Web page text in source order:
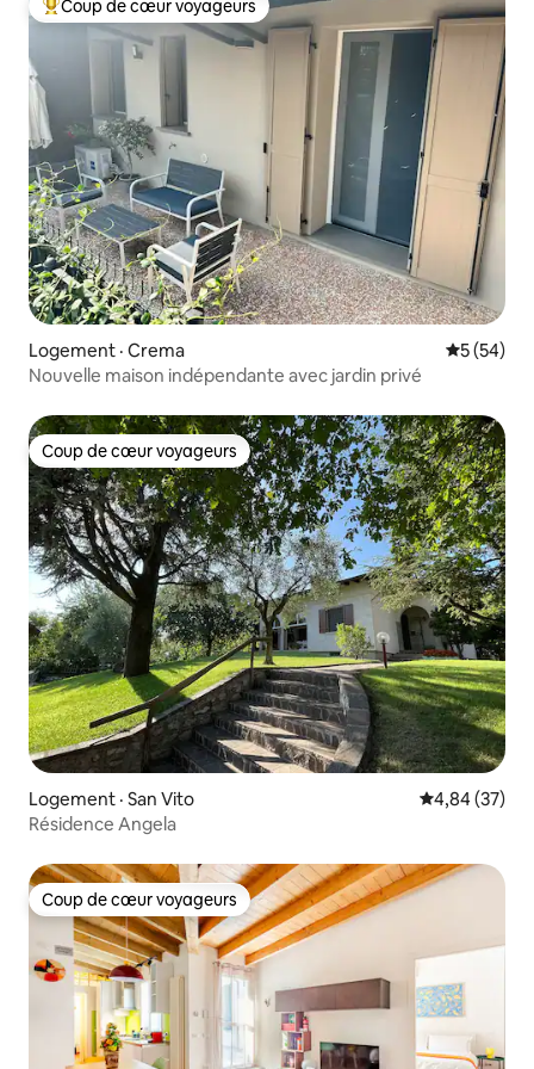
Coup de cœur voyageurs parmi les plus aimés
Coup de cœur voyageurs
Logement · Crema Note
5 (54)
Nouvelle maison indépendante avec jardin privé
Coup de cœur voyageurs
Coup de cœur voyageurs
Logement · San Vito Note
4,84 (37)
Résidence Angela
Coup de cœur voyageurs
Coup de cœur voyageurs